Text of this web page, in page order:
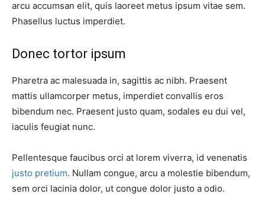
arcu accumsan elit, quis laoreet metus ipsum vitae sem.
Phasellus luctus imperdiet.
Donec tortor ipsum
Pharetra ac malesuada in, sagittis ac nibh. Praesent
mattis ullamcorper metus, imperdiet convallis eros
bibendum nec. Praesent justo quam, sodales eu dui vel,
iaculis feugiat nunc.
Pellentesque faucibus orci at lorem viverra, id venenatis
justo pretium. Nullam congue, arcu a molestie bibendum,
sem orci lacinia dolor, ut congue dolor justo a odio.